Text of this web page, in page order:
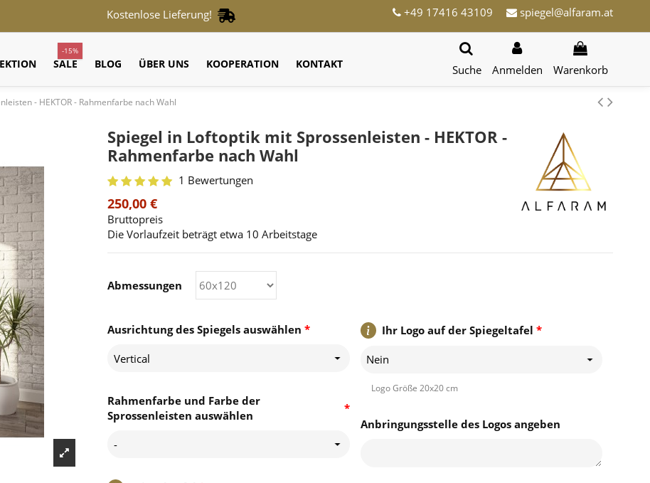
Kostenlose Lieferung! +49 17416 43109 spiegel@alfaram.at
SALE
-15%
BLOG ÜBER UNS KOOPERATION KONTAKT Suche Anmelden Warenkorb
- HEKTOR - Rahmenfarbe nach Wahl
Spiegel in Loftoptik mit Sprossenleisten - HEKTOR -
Rahmenfarbe nach Wahl
1 Bewertungen
250,00 €
Bruttopreis
Die Vorlaufzeit beträgt etwa 10 Arbeitstage
*
Ausrichtung des Spiegels auswählen
Vertical
*
Rahmenfarbe und Farbe der
Sprossenleisten auswählen
-
*
Ihr Logo auf der Spiegeltafel
Nein
Logo Größe 20x20 cm
Anbringungsstelle des Logos angeben
Abmessungen